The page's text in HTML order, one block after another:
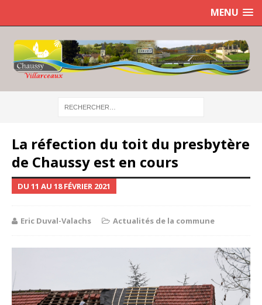
MENU
La réfection du toit du presbytère
de Chaussy est en cours
DU 11 AU 18 FÉVRIER 2021
Eric Duval-Valachs Actualités de la commune